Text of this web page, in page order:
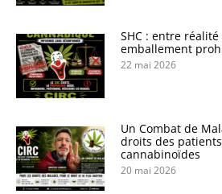
SHC : entre
emballement
22 mai 2026
Un Combat de
droits des patients
cannabinoïdes
20 mai 2026